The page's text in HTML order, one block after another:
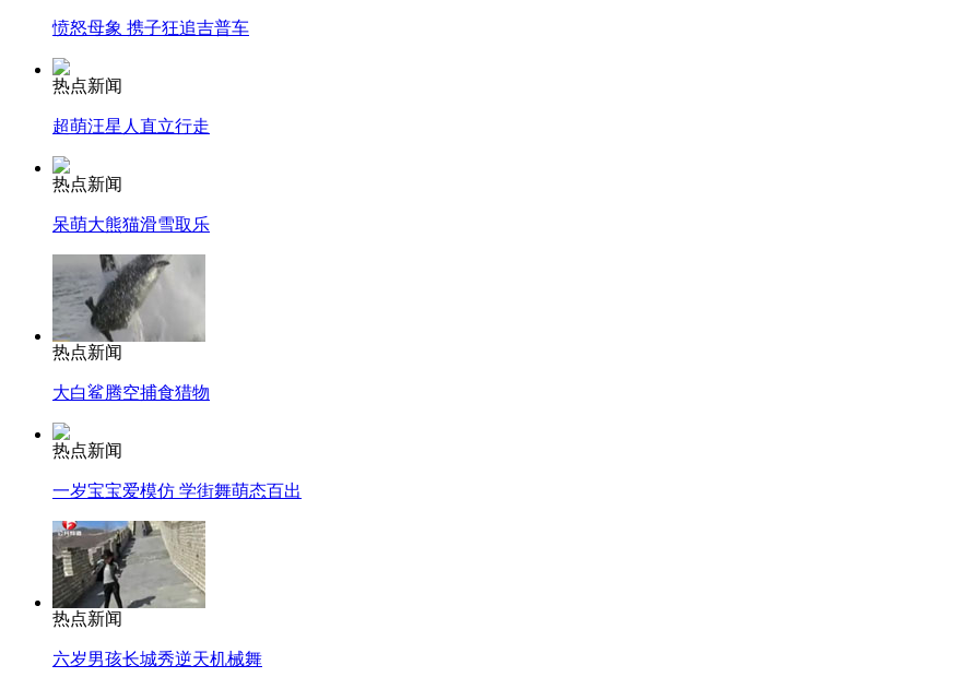
愤怒母象 携子狂追吉普车
热点新闻
超萌汪星人直立行走
热点新闻
呆萌大熊猫滑雪取乐
热点新闻
大白鲨腾空捕食猎物
热点新闻
一岁宝宝爱模仿 学街舞萌态百出
热点新闻
六岁男孩长城秀逆天机械舞